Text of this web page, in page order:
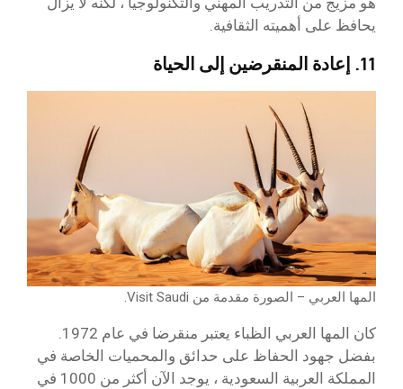
يحافظ على أهميته الثقافية.
11. إعادة المنقرضين إلى الحياة
المها العربي – الصورة مقدمة من Visit Saudi.
كان المها العربي الظباء يعتبر منقرضا في عام 1972.
بفضل جهود الحفاظ على حدائق والمحميات الخاصة في
المملكة العربية السعودية ، يوجد الآن أكثر من 1000 في